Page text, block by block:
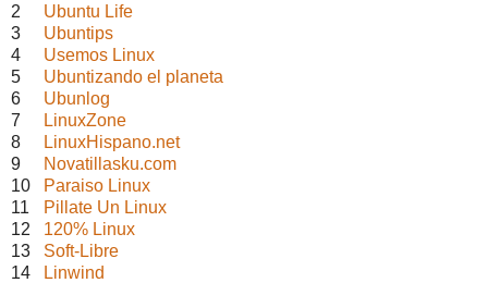
2
Ubuntu Life
3
Ubuntips
4
Usemos Linux
5
Ubuntizando el planeta
6
Ubunlog
7
LinuxZone
8
LinuxHispano.net
9
Novatillasku.com
10
Paraiso Linux
11
Pillate Un Linux
12
120% Linux
13
Soft-Libre
14
Linwind